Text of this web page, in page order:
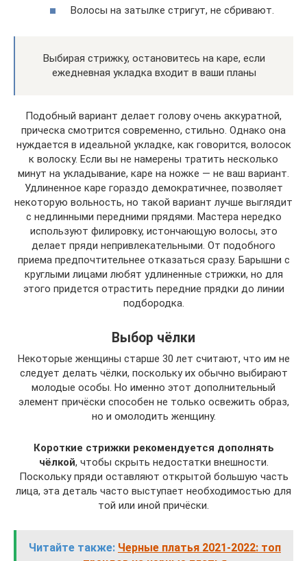
Волосы на затылке стригут, не сбривают.
Выбирая стрижку, остановитесь на каре, если
ежедневная укладка входит в ваши планы
Подобный вариант делает голову очень аккуратной,
прическа смотрится современно, стильно. Однако она
нуждается в идеальной укладке, как говорится, волосок
к волоску. Если вы не намерены тратить несколько
минут на укладывание, каре на ножке — не ваш вариант.
Удлиненное каре гораздо демократичнее, позволяет
некоторую вольность, но такой вариант лучше выглядит
с недлинными передними прядями. Мастера нередко
используют филировку, истончающую волосы, это
делает пряди непривлекательными. От подобного
приема предпочтительнее отказаться сразу. Барышни с
круглыми лицами любят удлиненные стрижки, но для
этого придется отрастить передние прядки до линии
подбородка.
Выбор чёлки
Некоторые женщины старше 30 лет считают, что им не
следует делать чёлки, поскольку их обычно выбирают
молодые особы. Но именно этот дополнительный
элемент причёски способен не только освежить образ,
но и омолодить женщину.
Короткие стрижки рекомендуется дополнять
чёлкой, чтобы скрыть недостатки внешности.
Поскольку пряди оставляют открытой большую часть
лица, эта деталь часто выступает необходимостью для
той или иной причёски.
Читайте также: Черные платья 2021-2022: топ